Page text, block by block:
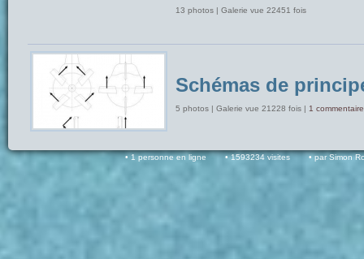
13 photos | Galerie vue 22451 fois
Schémas de
5 photos | Galerie vue 21228 fois | 1
1 personne en ligne 1593234 visites par Simon